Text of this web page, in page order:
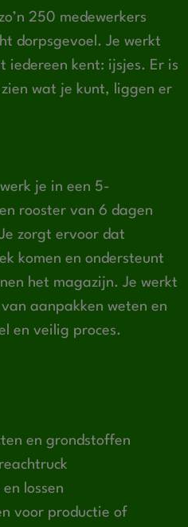
250 medewerkers
dorpsgevoel. Je werkt
iedereen kent: ijsjes. Er is
wat je kunt, liggen er
je in een 5-
rooster van 6 dagen
zorgt ervoor dat
komen en ondersteunt
het magazijn. Je werkt
aanpakken weten en
en veilig proces.
en grondstoffen
lossen
voor productie of